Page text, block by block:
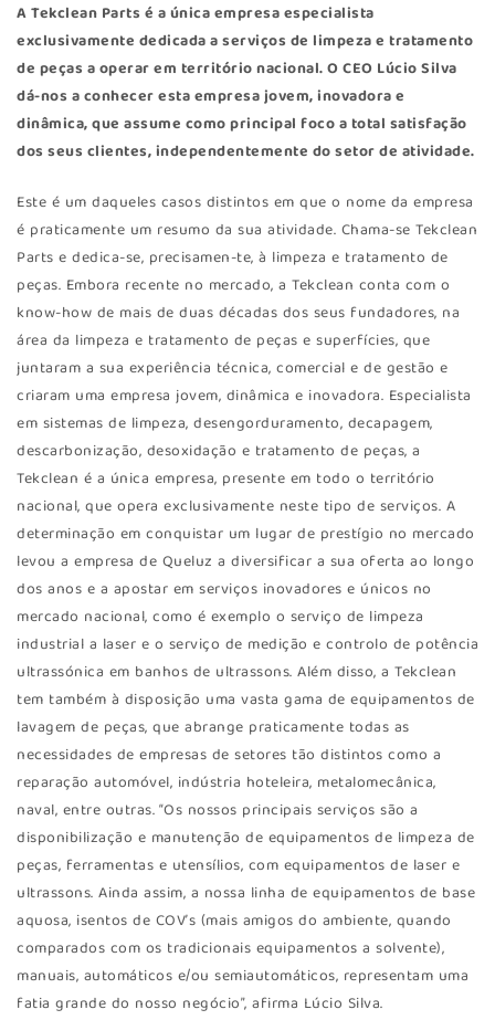
ATekclean Parts é a única empresa especialista
exclusivamente dedicada a serviços de limpeza e tratamento
de peças a operar em território nacional. O CEO Lúcio Silva
dá-nos a conhecer esta empresa jovem, inovadora e
dinâmica, que assume como principal foco a total satisfação
dos seus clientes, independentemente do setor de atividade.
Este é um daqueles casos distintos em que o nome da empresa
é praticamente um resumo da sua atividade. Chama-se Tekclean
Parts e dedica-se, precisamen-te, à limpeza e tratamento de
peças. Embora recente no mercado, a Tekclean conta com o
know-how de mais de duas décadas dos seus fundadores, na
área da limpeza e tratamento de peças e superfícies, que
juntaram a sua experiência técnica, comercial e de gestão e
criaram uma empresa jovem, dinâmica e inovadora. Especialista
em sistemas de limpeza, desengorduramento, decapagem,
descarbonização, desoxidação e tratamento de peças, a
Tekclean é a única empresa, presente em todo o território
nacional, que opera exclusivamente neste tipo de serviços. A
determinação em conquistar um lugar de prestígio no mercado
levou a empresa de Queluz a diversificar a sua oferta ao longo
dos anos e a apostar em serviços inovadores e únicos no
mercado nacional, como é exemplo o serviço de limpeza
industrial a laser e o serviço de medição e controlo de potência
ultrassónica em banhos de ultrassons. Além disso, a Tekclean
tem também à disposição uma vasta gama de equipamentos de
lavagem de peças, que abrange praticamente todas as
necessidades de empresas de setores tão distintos como a
reparação automóvel, indústria hoteleira, metalomecânica,
naval, entre outras. “Os nossos principais serviços são a
disponibilização e manutenção de equipamentos de limpeza de
peças, ferramentas e utensílios, com equipamentos de laser e
ultrassons. Ainda assim, a nossa linha de equipamentos de base
aquosa, isentos de COV’s (mais amigos do ambiente, quando
comparados com os tradicionais equipamentos a solvente),
manuais, automáticos e/ou semiautomáticos, representam uma
fatia grande do nosso negócio”, afirma Lúcio Silva.